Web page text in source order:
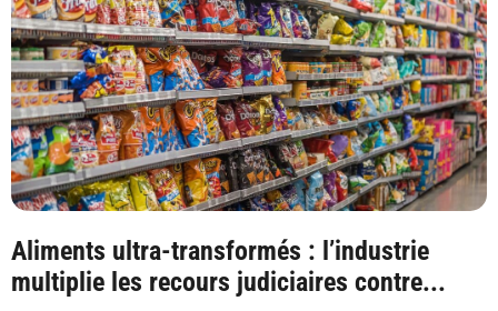
Aliments ultra-transformés : l’industrie
multiplie les recours judiciaires contre...